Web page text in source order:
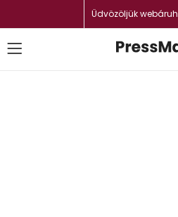
Üdvözöljük